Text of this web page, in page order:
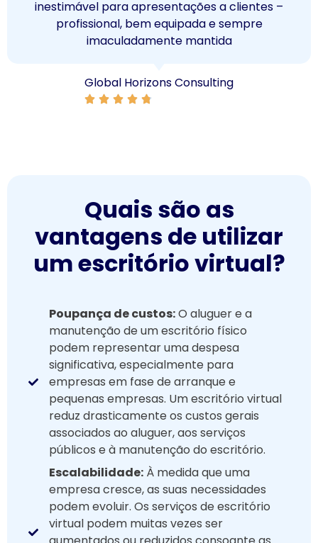
a clientes –
e sempre
correio é
perdemos
Quais são as
vantagens de utilizar
um escritório virtual?
Poupança de custos:O aluguer e a
manutenção de um escritório físico
podem representar uma despesa
significativa, especialmente para
empresas em fase de arranque e
pequenas empresas. Um escritório virtual
reduz drasticamente os custos gerais
associados ao aluguer, aos serviços
públicos e à manutenção do escritório.
Escalabilidade:À medida que uma
empresa cresce, as suas necessidades
podem evoluir. Os serviços de escritório
virtual podem muitas vezes ser